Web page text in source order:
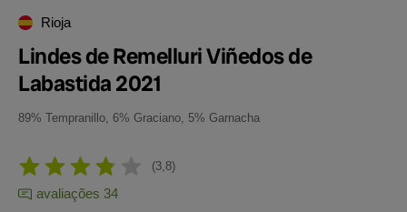
Rioja
Lindes de Remelluri Viñedos de
Labastida 2021
89% Tempranillo, 6% Graciano, 5% Garnacha
3,8
avaliações 34